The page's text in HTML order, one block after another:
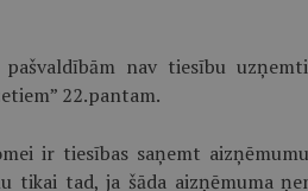
nav tiesību
22.pantam.
ir tiesības saņemt
tikai tad, ja šāda aizņēmuma